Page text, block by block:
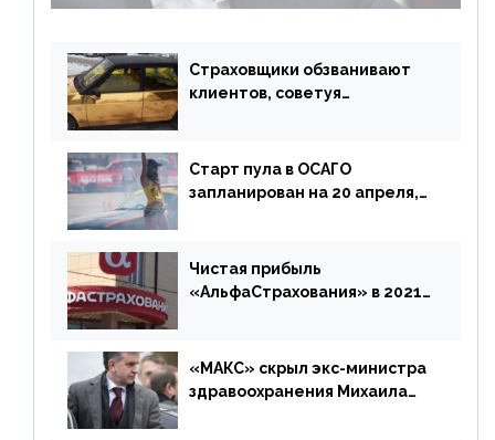
Страховщики обзванивают
клиентов, советуя
Старт пула в ОСАГО
запланирован на 20 апреля,
дублировать [дополнено]
Чистая прибыль
«АльфаСтрахования» в 2021
«МАКС» скрыл экс-министра
здравоохранения Михаила